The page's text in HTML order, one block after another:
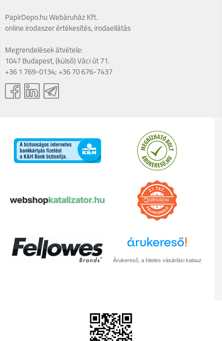
PapírDepo.hu Webáruház Kft.
online irodaszer értékesítés, irodaellátás
Megrendelések átvétele:
1047 Budapest, (külső) Váci út 71.
+36 1 769-0134; +36 70 676-7437
Árukereső, a hiteles vásárlási kalauz